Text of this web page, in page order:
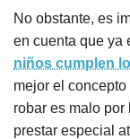
No obstante, es
en cuenta que ya
niños cumplen
mejor el
robar es malo
prestar especial